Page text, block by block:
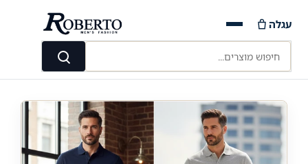
content
חיפוש מוצרים...
חיפוש
עגלה